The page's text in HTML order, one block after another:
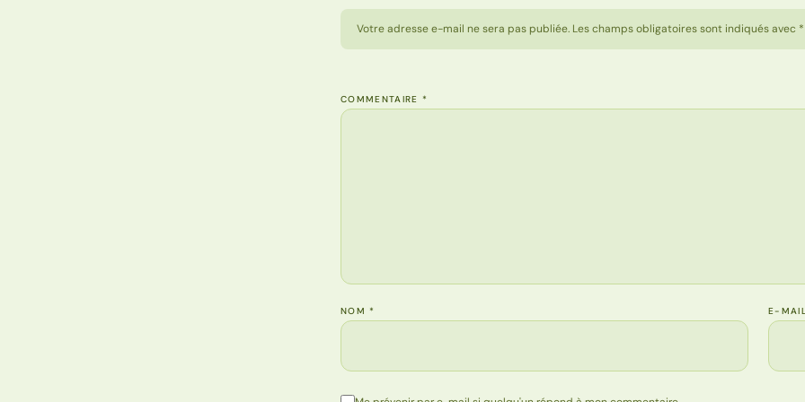
Votre adresse e-mail ne sera pas publiée. Les champs obligatoires sont indiqués avec *
COMMENTAIRE *
NOM* E-